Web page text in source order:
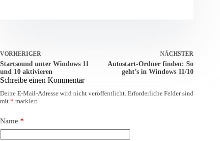
VORHERIGER
Startsound unter Windows 11
und 10 aktivieren
NÄCHSTER
Autostart-Ordner finden: So
geht’s in Windows 11/10
Schreibe einen Kommentar
Deine E-Mail-Adresse wird nicht veröffentlicht. Erforderliche Felder sind
mit * markiert
Name *